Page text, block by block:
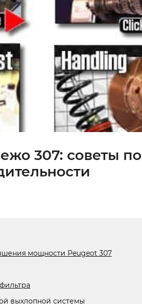
307: советы
мощности Peugeot 307
выхлопной системы